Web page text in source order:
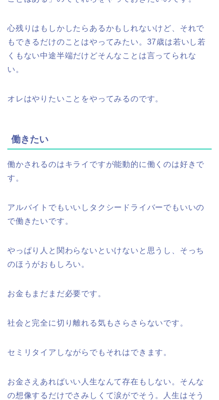
心残りはもしかしたらあるかもしれないけど、それで
もできるだけのことはやってみたい。37歳は若いし若
くもない中途半端だけどそんなことは言ってられな
い。
オレはやりたいことをやってみるのです。
働きたい
働かされるのはキライですが能動的に働くのは好きで
す。
アルバイトでもいいしタクシードライバーでもいいの
で働きたいです。
やっぱり人と関わらないといけないと思うし、そっち
のほうがおもしろい。
お金もまだまだ必要です。
社会と完全に切り離れる気もさらさらないです。
セミリタイアしながらでもそれはできます。
お金さえあればいい人生なんて存在もしない。そんな
の想像するだけでさみしくて涙がでそう。人生はそう